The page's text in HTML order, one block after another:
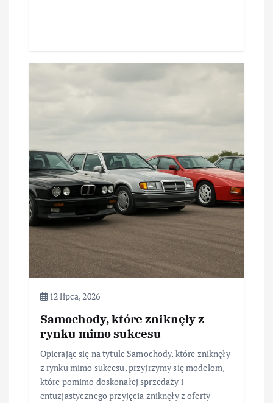
12 lipca, 2026
Samochody, które zniknęły z
rynku mimo sukcesu
Opierając się na tytule Samochody, które zniknęły
z rynku mimo sukcesu, przyjrzymy się modelom,
które pomimo doskonałej sprzedaży i
entuzjastycznego przyjęcia zniknęły z oferty